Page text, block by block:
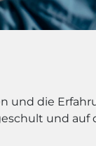
und die
und